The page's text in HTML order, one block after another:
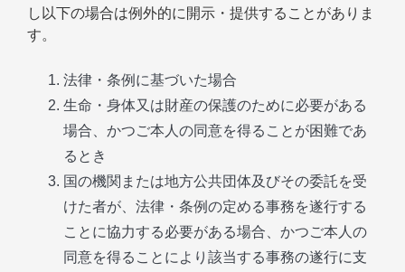
し以下の場合は例外的に開示・提供することがありま
す。
法律・条例に基づいた場合
生命・身体又は財産の保護のために必要がある
場合、かつご本人の同意を得ることが困難であ
るとき
国の機関または地方公共団体及びその委託を受
けた者が、法律・条例の定める事務を遂行する
ことに協力する必要がある場合、かつご本人の
同意を得ることにより該当する事務の遂行に支